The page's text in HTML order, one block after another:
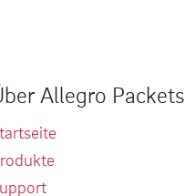
Allegro Packets